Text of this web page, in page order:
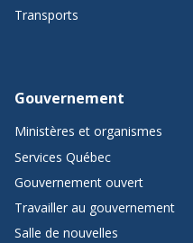
Transports
Gouvernement
Ministères et organismes
Services Québec
Gouvernement ouvert
Travailler au gouvernement
Salle de nouvelles